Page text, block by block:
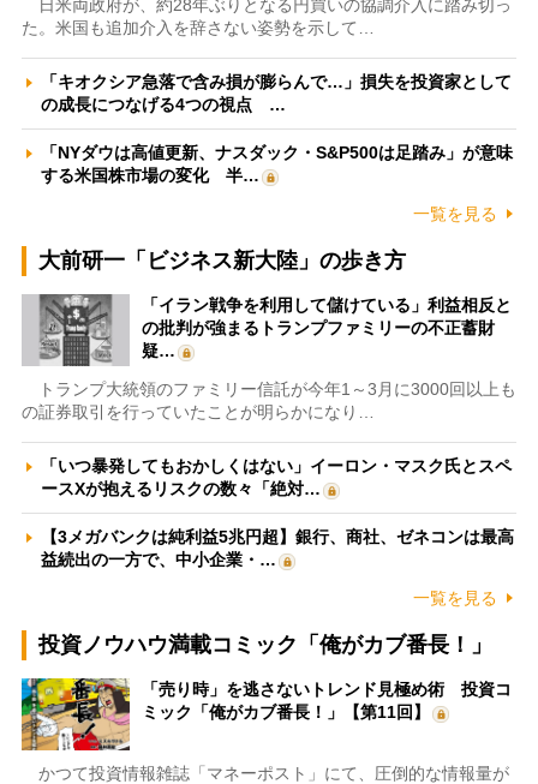
日米両政府が、約28年ぶりとなる円買いの協調介入に踏み切っ
た。米国も追加介入を辞さない姿勢を示して…
「キオクシア急落で含み損が膨らんで…」損失を投資家として
の成長につなげる4つの視点 …
「NYダウは高値更新、ナスダック・S&P500は足踏み」が意味
する米国株市場の変化 半…
一覧を見る
大前研一「ビジネス新大陸」の歩き方
「イラン戦争を利用して儲けている」利益相反と
の批判が強まるトランプファミリーの不正蓄財
疑…
トランプ大統領のファミリー信託が今年1～3月に3000回以上も
の証券取引を行っていたことが明らかになり…
「いつ暴発してもおかしくはない」イーロン・マスク氏とスペ
ースXが抱えるリスクの数々「絶対…
【3メガバンクは純利益5兆円超】銀行、商社、ゼネコンは最高
益続出の一方で、中小企業・…
一覧を見る
投資ノウハウ満載コミック「俺がカブ番長！」
「売り時」を逃さないトレンド見極め術 投資コ
ミック「俺がカブ番長！」【第11回】
かつて投資情報雑誌「マネーポスト」にて、圧倒的な情報量が